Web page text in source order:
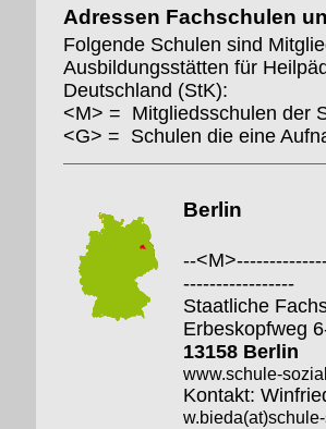
Adressen Fachschulen
Folgende Schulen sind
Ausbildungsstätten für
Deutschland (StK):
<M> = Mitgliedsschulen der
<G> = Schulen die eine
Berlin
--
-----------------
Staatliche
Erbeskopfweg
13158 Berlin
www.schule-
Kontakt: